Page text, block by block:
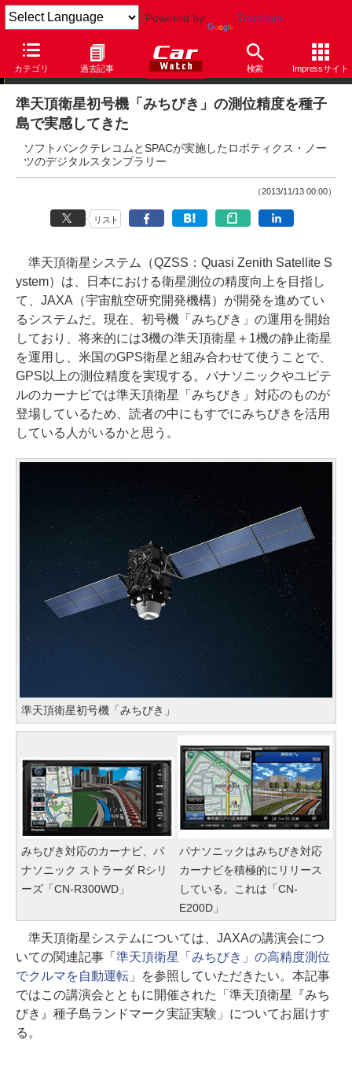
Powered by Translate
カテゴリ 過去記事 検索 Impressサイト
ニュース
準天頂衛星初号機「みちびき」の測位精度を種子
島で実感してきた
ソフトバンクテレコムとSPACが実施したロボティクス・ノー
ツのデジタルスタンプラリー
（2013/11/13 00:00）
リスト
準天頂衛星システム（QZSS：Quasi Zenith Satellite S
ystem）は、日本における衛星測位の精度向上を目指し
て、JAXA（宇宙航空研究開発機構）が開発を進めてい
るシステムだ。現在、初号機「みちびき」の運用を開始
しており、将来的には3機の準天頂衛星＋1機の静止衛星
を運用し、米国のGPS衛星と組み合わせて使うことで、
GPS以上の測位精度を実現する。パナソニックやユピテ
ルのカーナビでは準天頂衛星「みちびき」対応のものが
登場しているため、読者の中にもすでにみちびきを活用
している人がいるかと思う。
準天頂衛星初号機「みちびき」
みちびき対応のカーナビ、パ
ナソニック ストラーダ Rシリ
ーズ「CN-R300WD」
パナソニックはみちびき対応
カーナビを積極的にリリース
している。これは「CN-
E200D」
準天頂衛星システムについては、JAXAの講演会につ
いての関連記事「 準天頂衛星「みちびき」の高精度測位
でクルマを自動運転」を参照していただきたい。本記事
ではこの講演会とともに開催された「準天頂衛星『みち
びき』種子島ランドマーク実証実験」についてお届けす
る。